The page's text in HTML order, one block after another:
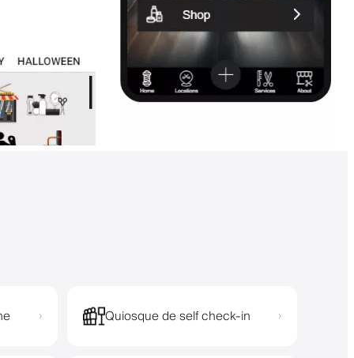
› Quiosque de self check-in ›